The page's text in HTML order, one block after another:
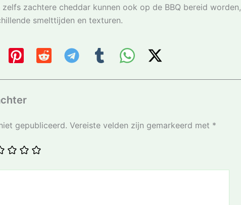
zachtere cheddar kunnen ook op de BBQ bereid worden,
smelttijden en texturen.
gepubliceerd. Vereiste velden zijn gemarkeerd met *